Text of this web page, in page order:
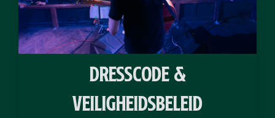
Dresscode &
Veiligheidsbeleid